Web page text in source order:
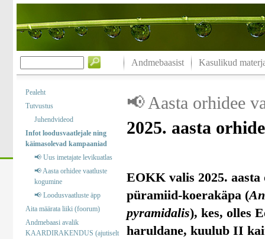
Andmebaasist Kasulikud
Pealeht
Tutvustus
Juhendvideod
Infot loodusvaatlejale ning
käimasolevad kampaaniad
📢 Uus imetajate levikuatlas
📢 Aasta orhidee vaatluste
kogumine
📢 Loodusvaatluste äpp
Aita määrata liiki (foorum)
Andmebaasi avalik
KAARDIRAKENDUS (ajutiselt
📢 Aasta orhidee
2025. aasta
EOKK valis 2025. aasta
püramiid-koerakäpa (
pyramidalis), kes, olles
haruldane, kuulub II